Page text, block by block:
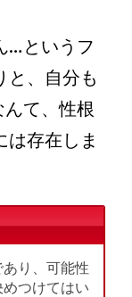
…というフ
と、自分も
て、性根
は存在しま
り、可能性
つけてはい